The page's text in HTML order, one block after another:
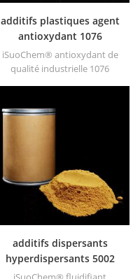
additifs plastiques agent
antioxydant 1076
iSuoChem® antioxydant de
qualité industrielle 1076
polystyrène, polyamide,
additifs dispersants
hyperdispersants 5002